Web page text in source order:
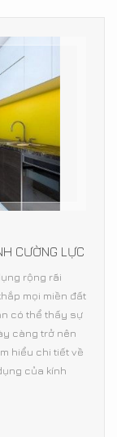
CƯỜNG LỰC
rộng rãi
mọi miền đất
có thể thấy sự
càng trở nên
hiểu chi tiết về
của kính